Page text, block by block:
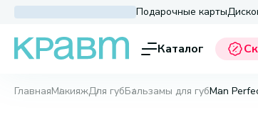
Подарочные карты
Каталог
ГлавнаяМакияжДля губБальзамы для губMan